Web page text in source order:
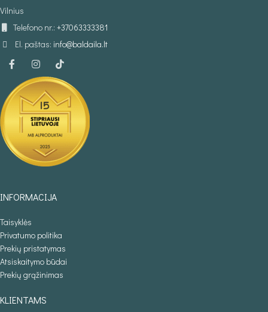
Vilnius
Telefono nr.: +37063333381
El. paštas: info@baldaila.lt
INFORMACIJA
Taisyklės
Privatumo politika
Prekių pristatymas
Atsiskaitymo būdai
Prekių grąžinimas
KLIENTAMS